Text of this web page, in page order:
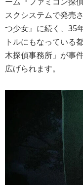
スクシステムで発売
つ少女』に続く、35
トルにもなっている
木探偵事務所」が事
広げられます。